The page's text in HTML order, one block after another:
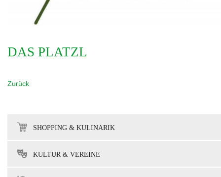
DAS PLATZL
Zurück
SHOPPING & KULINARIK
KULTUR & VEREINE